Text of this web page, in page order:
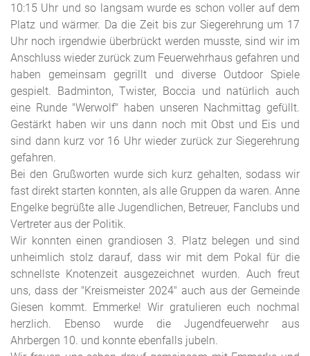
10:15 Uhr und so langsam wurde es schon voller auf dem
Platz und wärmer. Da die Zeit bis zur Siegerehrung um 17
Uhr noch irgendwie überbrückt werden musste, sind wir im
Anschluss wieder zurück zum Feuerwehrhaus gefahren und
haben gemeinsam gegrillt und diverse Outdoor Spiele
gespielt. Badminton, Twister, Boccia und natürlich auch
eine Runde "Werwolf" haben unseren Nachmittag gefüllt.
Gestärkt haben wir uns dann noch mit Obst und Eis und
sind dann kurz vor 16 Uhr wieder zurück zur Siegerehrung
gefahren.
Bei den Grußworten wurde sich kurz gehalten, sodass wir
fast direkt starten konnten, als alle Gruppen da waren. Anne
Engelke begrüßte alle Jugendlichen, Betreuer, Fanclubs und
Vertreter aus der Politik.
Wir konnten einen grandiosen 3. Platz belegen und sind
unheimlich stolz darauf, dass wir mit dem Pokal für die
schnellste Knotenzeit ausgezeichnet wurden. Auch freut
uns, dass der "Kreismeister 2024" auch aus der Gemeinde
Giesen kommt. Emmerke! Wir gratulieren euch nochmal
herzlich. Ebenso wurde die Jugendfeuerwehr aus
Ahrbergen 10. und konnte ebenfalls jubeln.